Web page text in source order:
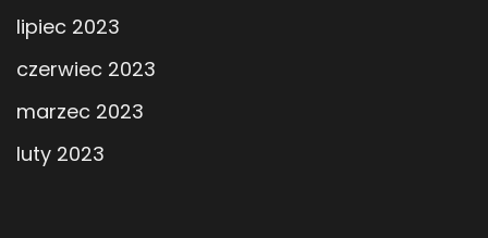
lipiec 2023
czerwiec 2023
marzec 2023
luty 2023